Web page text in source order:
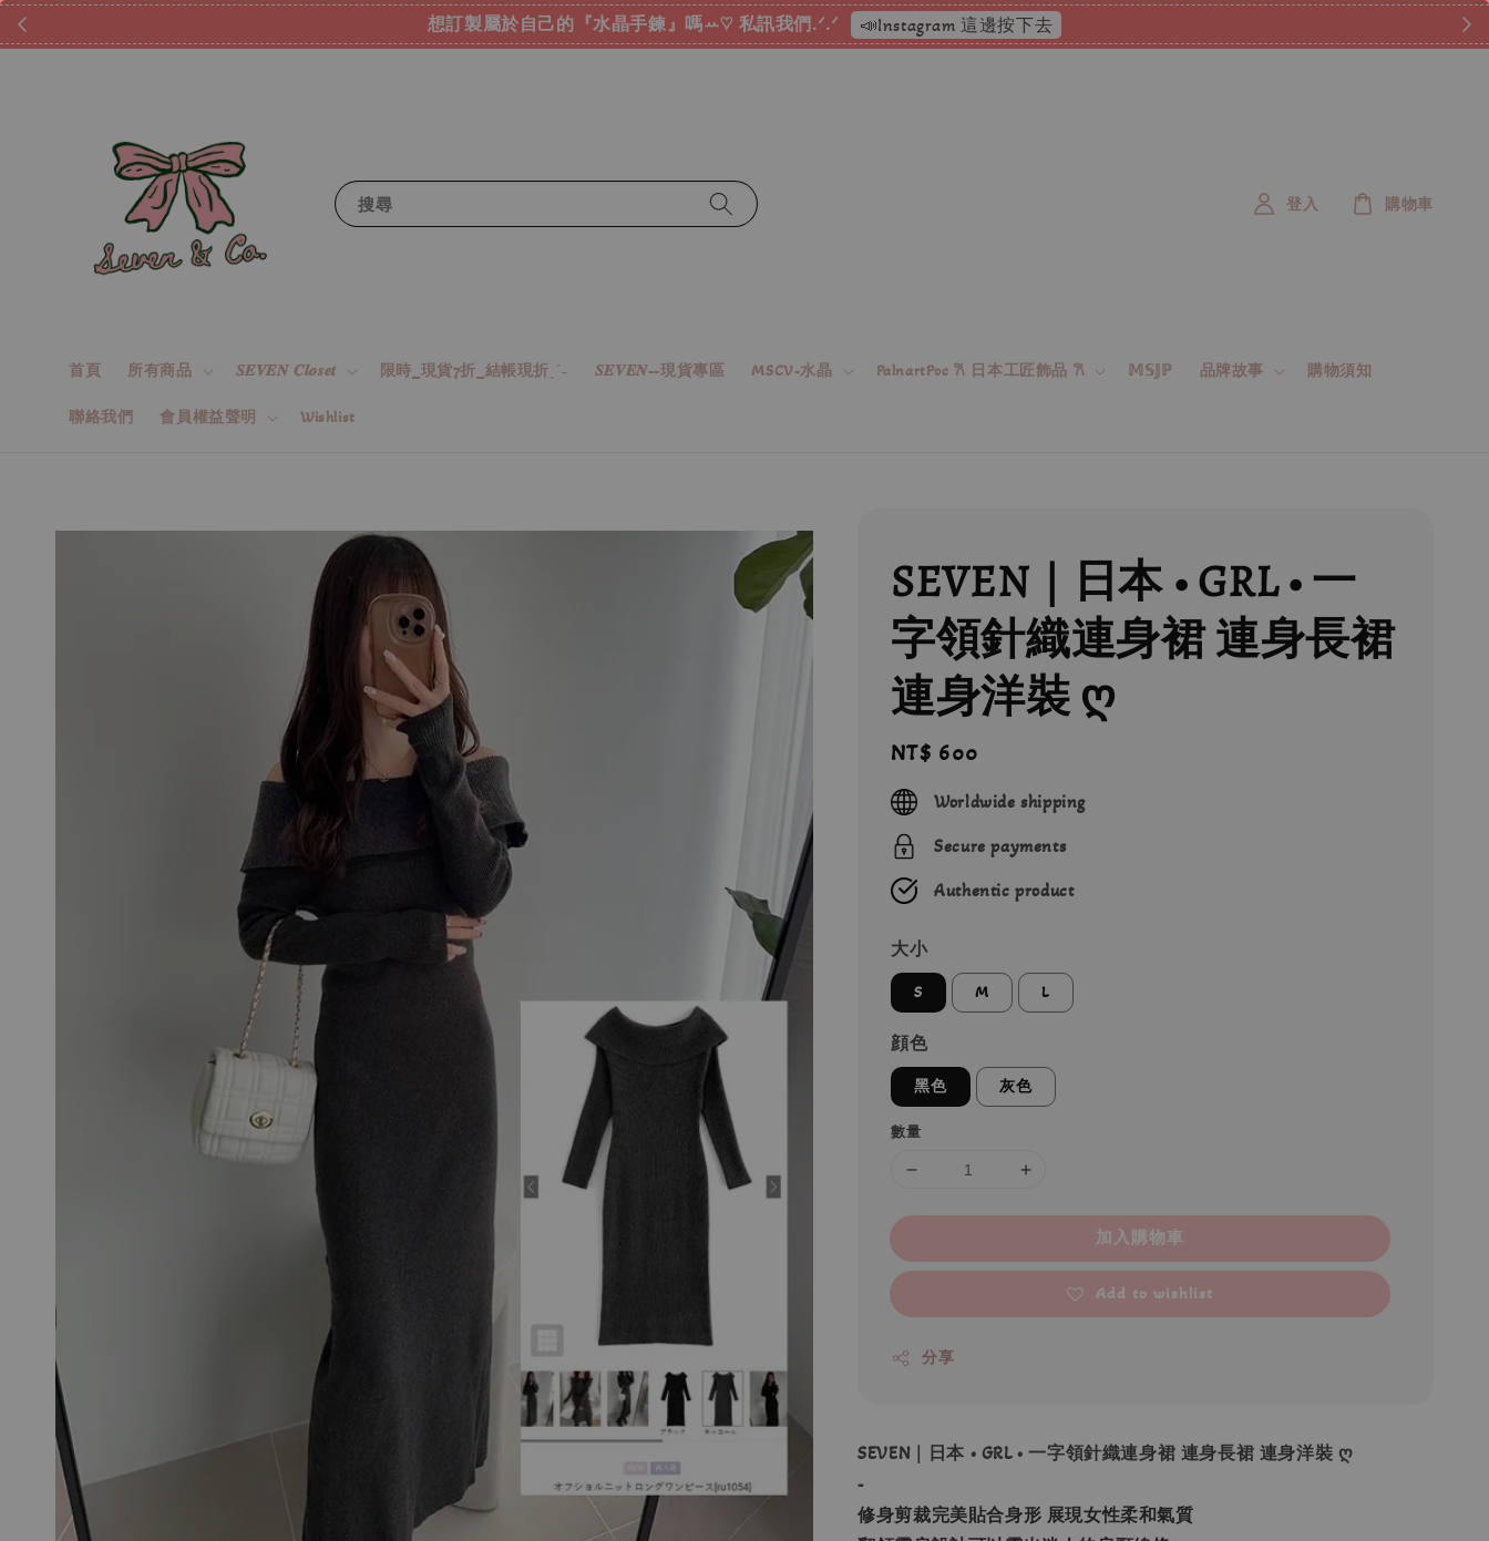
想訂製屬於自己的『水晶手鍊』嗎ꕀ♡ 私訊我們.ᐟ.ᐟ 📣Instagram 這邊按下去
搜尋
首頁 所有商品 𝑺𝑬𝑽𝑬𝑵 𝑪𝒍𝒐𝒔𝒆𝒕 限時_現貨7折_結帳現折ˎˊ˗ 𝑺𝑬𝑽𝑬𝑵--現貨專區 MSCV-水晶 PalnartPoc 𐙚 日本工匠飾品 𐙚 𝕄𝕊𝕁ℙ 品牌故事 購物須知
聯絡我們 會員權益聲明 Wishlist
登入 購物車
SEVEN｜日本 • GRL • 一
字領針織連身裙 連身長裙
連身洋裝 ღ
Regular
price
NT$ 600
Worldwide shipping
Secure payments
Authentic product
大小
S M L
顔色
黑色 灰色
數量
加入購物車
Add to wishlist
分享
SEVEN｜日本 • GRL • 一字領針織連身裙 連身長裙 連身洋裝 ღ
-
修身剪裁完美貼合身形 展現女性柔和氣質